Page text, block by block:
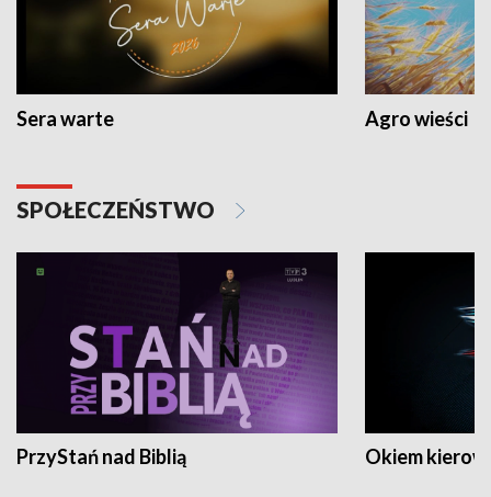
Sera warte Agro wieści
SPOŁECZEŃSTWO
PrzyStań nad Biblią Okiem